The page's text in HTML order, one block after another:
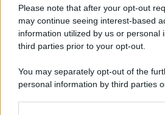
Please note that after your opt-out
may continue seeing interest-based
information utilized by us or personal
third parties prior to your opt-out.
You may separately opt-out of the
personal information by third parties
Newz New York
Newz Pennsylvania
Newz Illinois
Gameland
Hig Tech Mag
Scoop Mag